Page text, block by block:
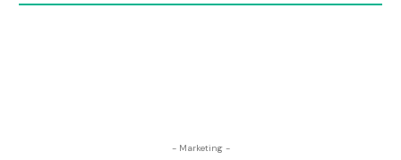
- Marketing -